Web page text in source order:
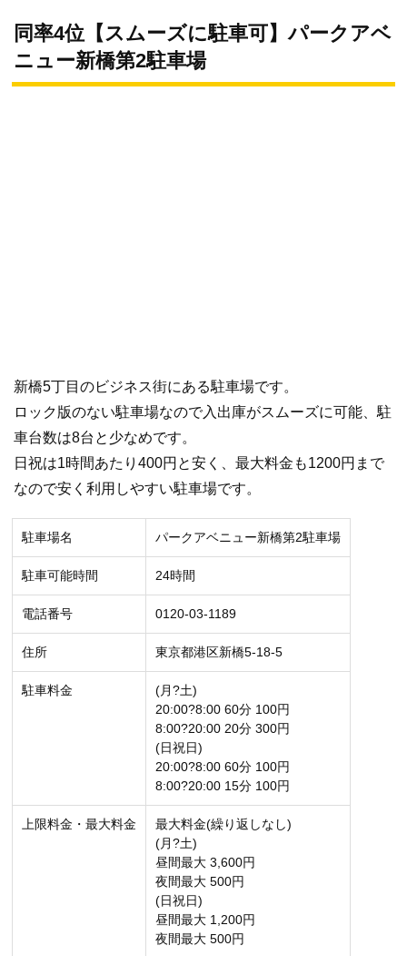
同率4位【スムーズに駐車可】パークアベ
ニュー新橋第2駐車場
新橋5丁目のビジネス街にある駐車場です。
ロック版のない駐車場なので入出庫がスムーズに可能、駐
車台数は8台と少なめです。
日祝は1時間あたり400円と安く、最大料金も1200円まで
なので安く利用しやすい駐車場です。
駐車場名 パークアベニュー新橋第2駐車場
駐車可能時間 24時間
電話番号 0120-03-1189
住所 東京都港区新橋5-18-5
駐車料金
(月?土)
20:00?8:00 60分 100円
8:00?20:00 20分 300円
(日祝日)
20:00?8:00 60分 100円
8:00?20:00 15分 100円
上限料金・最大料金
最大料金(繰り返しなし)
(月?土)
昼間最大 3,600円
夜間最大 500円
(日祝日)
昼間最大 1,200円
夜間最大 500円